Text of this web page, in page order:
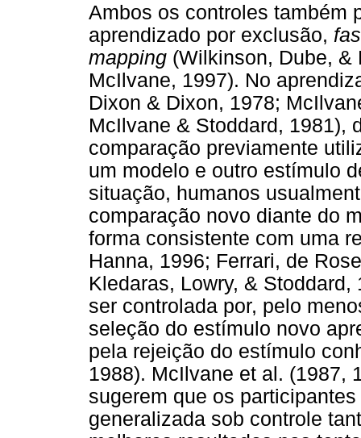
Ambos os controles também
aprendizado por exclusão,
mapping (Wilkinson, Dube, &
McIlvane, 1997). No
Dixon & Dixon, 1978;
McIlvane & Stoddard, 1981),
comparação previamente
um modelo e outro estímulo
situação, humanos
comparação novo diante do
forma consistente com uma
Hanna, 1996; Ferrari, de
Kledaras, Lowry, &
ser controlada por, pelo
seleção do estímulo novo
pela rejeição do estímulo
1988). McIlvane et al. (1987,
sugerem que os
generalizada sob controle